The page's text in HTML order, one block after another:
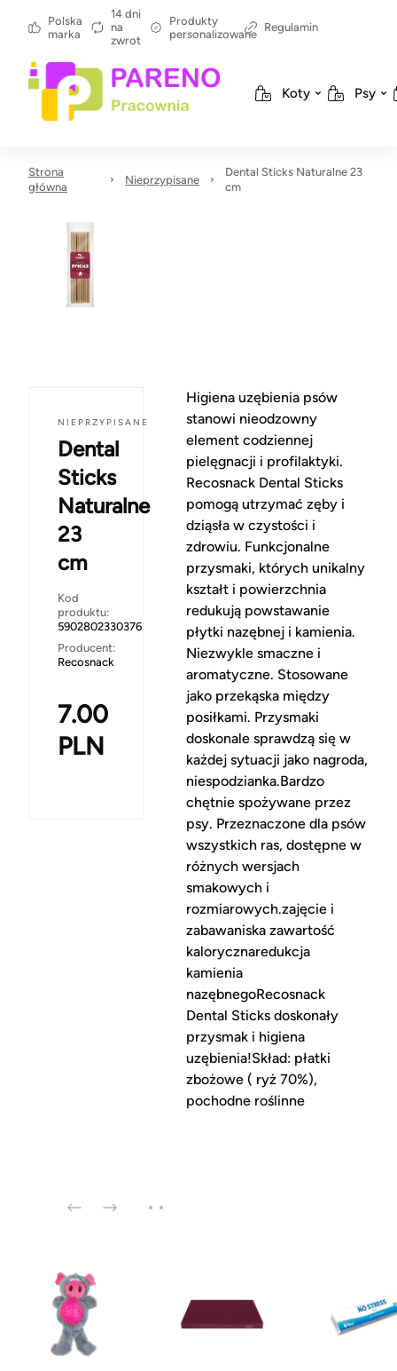
Polska
marka
14 dni
na
zwrot
Produkty
personalizowane Regulamin
Koty Psy
Strona
główna
Nieprzypisane
Dental Sticks Naturalne 23
cm
NIEPRZYPISANE
Dental
Sticks
Naturalne
23
cm
Kod
produktu:
5902802330376
Producent:
Recosnack
7.00
PLN
Higiena uzębienia psów
stanowi nieodzowny
element codziennej
pielęgnacji i profilaktyki.
Recosnack Dental Sticks
pomogą utrzymać zęby i
dziąsła w czystości i
zdrowiu. Funkcjonalne
przysmaki, których unikalny
kształt i powierzchnia
redukują powstawanie
płytki nazębnej i kamienia.
Niezwykle smaczne i
aromatyczne. Stosowane
jako przekąska między
posiłkami. Przysmaki
doskonale sprawdzą się w
każdej sytuacji jako nagroda,
niespodzianka.Bardzo
chętnie spożywane przez
psy. Przeznaczone dla psów
wszystkich ras, dostępne w
różnych wersjach
smakowych i
rozmiarowych.zajęcie i
zabawaniska zawartość
kalorycznaredukcja
kamienia
nazębnegoRecosnack
Dental Sticks doskonały
przysmak i higiena
uzębienia!Skład: płatki
zbożowe ( ryż 70%),
pochodne roślinne